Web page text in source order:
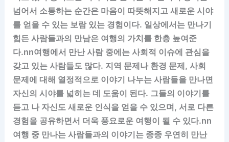
넘어서 소통하는 순간은 마음이 따뜻해지고 새로운 시야
를 얻을 수 있는 보람 있는 경험이다. 일상에서는 만나기
힘든 사람들과의 만남은 여행의 가치를 한층 높여준
다.nn여행에서 만난 사람 중에는 사회적 이슈에 관심을
갖고 있는 사람들도 많다. 지역 문제나 환경 문제, 사회
문제에 대해 열정적으로 이야기 나누는 사람들을 만나면
자신의 시야를 넓히는 데 도움이 된다. 그들의 이야기를
듣고 나 자신도 새로운 인식을 얻을 수 있으며, 서로 다른
경험을 공유하면서 더욱 풍요로운 여행이 될 수 있다.nn
여행 중 만나는 사람들과의 이야기는 종종 우연히 만난